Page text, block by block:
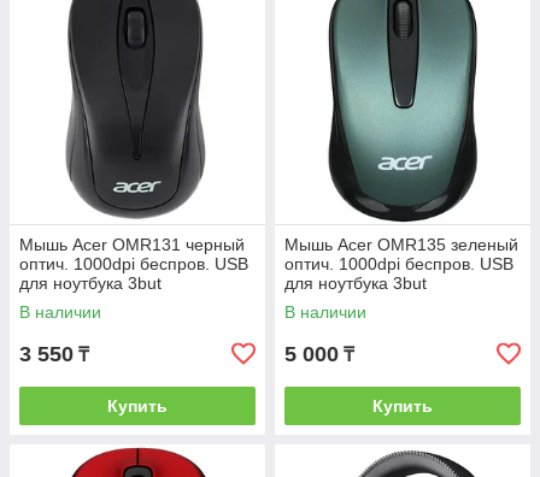
Мышь Acer OMR131 черный
оптич. 1000dpi беспров. USB
для ноутбука 3but
В наличии
3 550 ₸
Купить
Мышь Acer OMR135 зеленый
оптич. 1000dpi беспров. USB
для ноутбука 3but
(ZL.MCEEE.01I)
В наличии
5 000 ₸
Купить